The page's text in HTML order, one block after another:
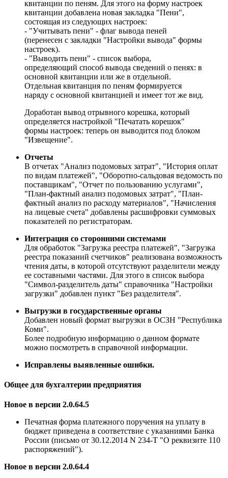
квитанции по пеням. Для этого на форму настроек
квитанции добавлена новая закладка "Пени",
состоящая из следующих настроек:
- "Учитывать пени" - флаг вывода пеней
(перенесен с закладки "Настройки вывода" формы
настроек).
- "Выводить пени" - список выбора,
определяющий способ вывода сведений о пенях: в
основной квитанции или же в отдельной.
Отдельная квитанция по пеням формируется
наряду с основной квитанцией и имеет тот же вид.
Доработан вывод отрывного корешка, который
определяется настройкой "Печатать корешок"
формы настроек: теперь он выводится под блоком
"Извещение".
Отчеты
В отчетах "Анализ подомовых затрат", "История оплат
по видам платежей", "Оборотно-сальдовая ведомость по
поставщикам", "Отчет по пользованию услугами",
"План-фактный анализ подомовых затрат", "План-
фактный анализ по расходу материалов", "Начисления
на лицевые счета" добавлены расшифровки суммовых
показателей по регистраторам.
Интеграция со сторонними системами
Для обработок "Загрузка реестра платежей", "Загрузка
реестра показаний счетчиков" реализована возможность
чтения даты, в которой отсутствуют разделители между
ее составными частями. Для этого в список выбора
"Символ-разделитель даты" справочника "Настройки
загрузки" добавлен пункт "Без разделителя".
Выгрузки в государственные органы
Добавлен новый формат выгрузки в ОСЗН "Республика
Коми".
Более подробную информацию о данном формате
можно посмотреть в справочной информации.
Исправлены выявленные ошибки.
Общее для бухгалтерии предприятия
Новое в версии 2.0.64.5
Печатная форма платежного поручения на уплату в
бюджет приведена в соответствие с указаниями Банка
России (письмо от 30.12.2014 N 234-Т "О реквизите 110
распоряжений").
Новое в версии 2.0.64.4